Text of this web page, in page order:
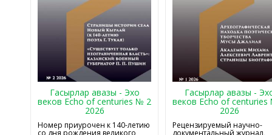
Гасырлар авазы - Эхо
веков Echo of centuries № 2
2026
Номер приурочен к 140-летию
Гасырлар авазы -
веков Echo of
2026
Рецензируемый научно-